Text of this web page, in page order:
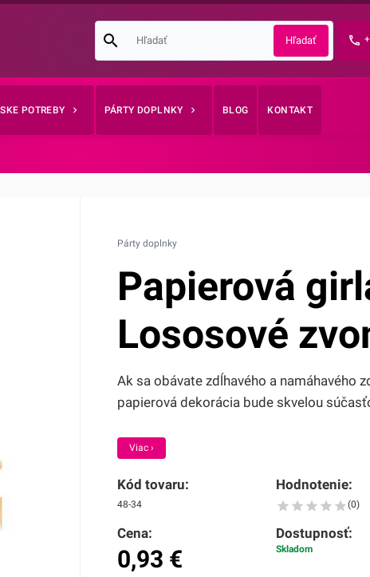
POTREBY PÁRTY DOPLNKY BLOG KONTAKT
Párty doplnky
Papierová
Lososové
Ak sa obávate zdĺhavého a namáhavého
papierová dekorácia bude skvelou
Viac ›
Kód tovaru:
48-34
Hodnotenie:
(0)
Cena:
0,93 €
Dostupnosť:
Skladom